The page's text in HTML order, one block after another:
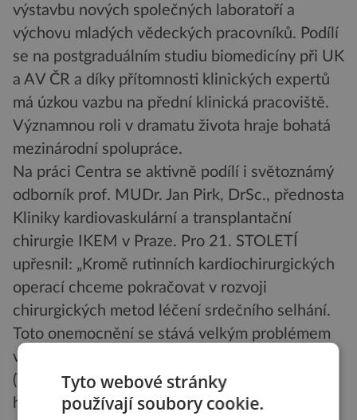
výstavbu nových společných laboratoří a
výchovu mladých vědeckých pracovníků. Podílí
se na postgraduálním studiu biomedicíny při UK
a AV ČR a díky přítomnosti klinických expertů
má úzkou vazbu na přední klinická pracoviště.
Významnou roli v dramatu života hraje bohatá
mezinárodní spolupráce.
Na práci Centra se aktivně podílí i světoznámý
odborník prof. MUDr. Jan Pirk, DrSc., přednosta
Kliniky kardiovaskulární a transplantační
chirurgie IKEM v Praze. Pro 21. STOLETÍ
upřesnil: „Kromě rutinních kardiochirurgických
operací chceme pokračovat v rozvoji
chirurgických metod léčení srdečního selhání.
Toto onemocnění se stává velkým problémem
vzhledem k jeho narůstajícímu počtu.“
(Více se dozvíte:
http://www2.biomed.cas.cz/fgu/centrum)
Tyto webové stránky
používají soubory cookie.